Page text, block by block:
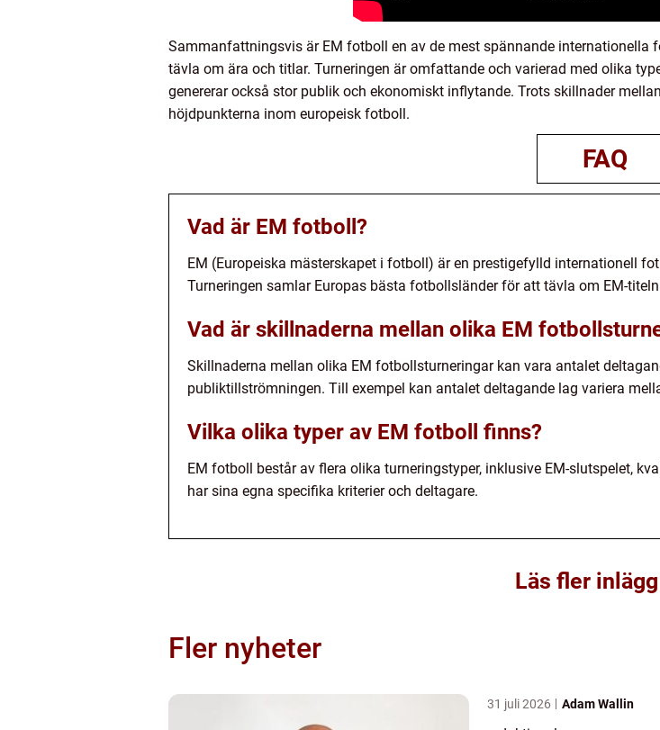
Sammanfattningsvis är EM fotboll en av de mest spännande
tävla om ära och titlar. Turneringen är omfattande och varierad med olika
genererar också stor publik och ekonomiskt inflytande. Trots skillnader
höjdpunkterna inom europeisk fotboll.
FAQ
Vad är EM fotboll?
EM (Europeiska mästerskapet i fotboll) är en prestigefylld internationell
Turneringen samlar Europas bästa fotbollsländer för att tävla om EM-
Vad är skillnaderna mellan olika EM
Skillnaderna mellan olika EM fotbollsturneringar kan vara antalet
publiktillströmningen. Till exempel kan antalet deltagande lag variera
Vilka olika typer av EM fotboll finns?
EM fotboll består av flera olika turneringstyper, inklusive EM-slutspelet,
har sina egna specifika kriterier och deltagare.
Läs fler
Fler nyheter
31 juli 2026 Adam Wallin